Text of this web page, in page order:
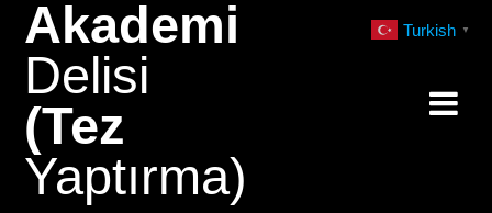
Akademi
Delisi
(Tez
Yaptırma)
Turkish ▼